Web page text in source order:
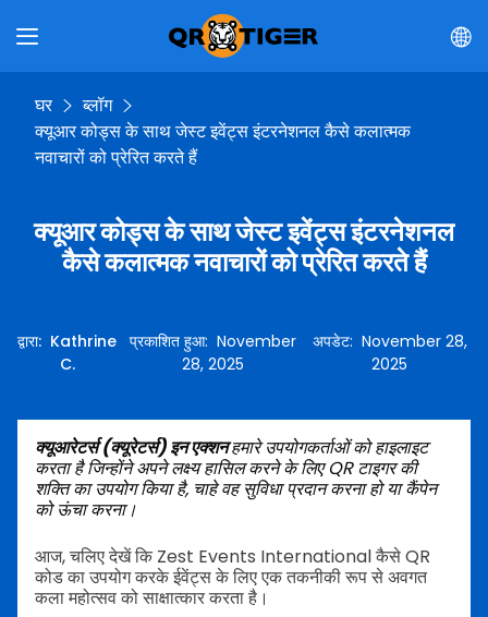
घर
ब्लॉग
क्यूआर कोड्स के साथ जेस्ट इवेंट्स इंटरनेशनल कैसे कलात्मक
नवाचारों को प्रेरित करते हैं
क्यूआर कोड्स के साथ जेस्ट इवेंट्स इंटरनेशनल
कैसे कलात्मक नवाचारों को प्रेरित करते हैं
द्वारा: Kathrine
C.
प्रकाशित हुआ: November
28, 2025
अपडेट: November 28,
2025
क्यूआरेटर्स (क्यूरेटर्स) इन एक्शनहमारे उपयोगकर्ताओं को हाइलाइट
करता है जिन्होंने अपने लक्ष्य हासिल करने के लिए QR टाइगर की
शक्ति का उपयोग किया है, चाहे वह सुविधा प्रदान करना हो या कैंपेन
को ऊंचा करना।
आज, चलिए देखें कि Zest Events International कैसे QR
कोड का उपयोग करके ईवेंट्स के लिए एक तकनीकी रूप से अवगत
कला महोत्सव को साक्षात्कार करता है।